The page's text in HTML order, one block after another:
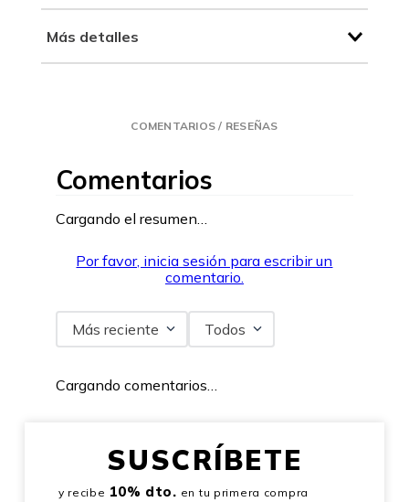
Más detalles
COMENTARIOS / RESEÑAS
Comentarios
Cargando el resumen…
Por favor, inicia sesión para escribir un
comentario.
Más reciente Todos
Cargando comentarios…
SUSCRÍBETE
y recibe 10% dto. en tu primera compra